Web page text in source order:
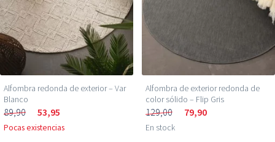
Alfombra redonda de exterior – Var
Blanco
89,90 53,95
Pocas existencias
Alfombra de exterior redonda de
color sólido – Flip Gris
129,00 79,90
En stock